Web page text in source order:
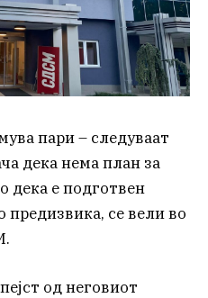
пари – следуваат
дека нема план за
дека е подготвен
предизвика, се вели во
од неговиот